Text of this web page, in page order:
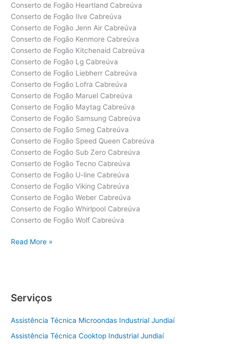
Conserto de Fogão Heartland Cabreúva
Conserto de Fogão Ilve Cabreúva
Conserto de Fogão Jenn Air Cabreúva
Conserto de Fogão Kenmore Cabreúva
Conserto de Fogão Kitchenaid Cabreúva
Conserto de Fogão Lg Cabreúva
Conserto de Fogão Liebherr Cabreúva
Conserto de Fogão Lofra Cabreúva
Conserto de Fogão Maruel Cabreúva
Conserto de Fogão Maytag Cabreúva
Conserto de Fogão Samsung Cabreúva
Conserto de Fogão Smeg Cabreúva
Conserto de Fogão Speed Queen Cabreúva
Conserto de Fogão Sub Zero Cabreúva
Conserto de Fogão Tecno Cabreúva
Conserto de Fogão U-line Cabreúva
Conserto de Fogão Viking Cabreúva
Conserto de Fogão Weber Cabreúva
Conserto de Fogão Whirlpool Cabreúva
Conserto de Fogão Wolf Cabreúva
Conserto
Read More »
Serviços
Assistência Técnica Microondas Industrial Jundiaí
Assistência Técnica Cooktop Industrial Jundiaí